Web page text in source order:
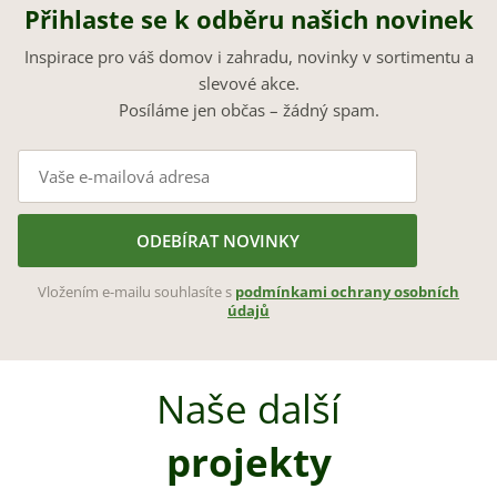
Přihlaste se k odběru našich novinek
Inspirace pro váš domov i zahradu, novinky v sortimentu a
slevové akce.
Posíláme jen občas – žádný spam.
ODEBÍRAT NOVINKY
Vložením e-mailu souhlasíte s podmínkami ochrany osobních
údajů
Naše další
projekty